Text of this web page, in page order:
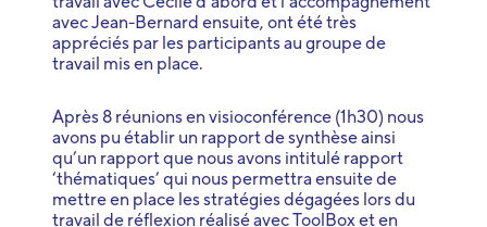
avec Jean-Bernard ensuite, ont été très
appréciés par les participants au groupe de
travail mis en place.
Après 8 réunions en visioconférence (1h30) nous
avons pu établir un rapport de synthèse ainsi
qu’un rapport que nous avons intitulé rapport
‘thématiques’ qui nous permettra ensuite de
mettre en place les stratégies dégagées lors du
travail de réflexion réalisé avec ToolBox et en